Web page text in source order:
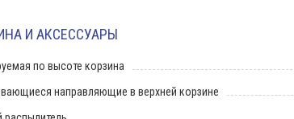
И АКСЕССУАРЫ
по высоте корзина
направляющие в верхней корзине